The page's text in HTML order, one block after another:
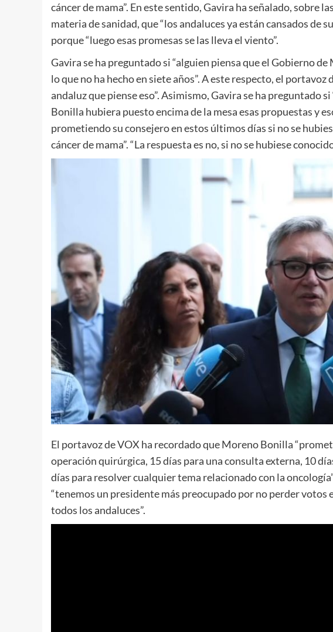
cáncer de mama”. En este sentido, Gavira ha señalado, sobre
materia de sanidad, que “los andaluces ya están cansados de
porque “luego esas promesas se las lleva el viento”.
Gavira se ha preguntado si “alguien piensa que el Gobierno
lo que no ha hecho en siete años”. A este respecto, el
andaluz que piense eso”. Asimismo, Gavira se ha preguntado
Bonilla hubiera puesto encima de la mesa esas propuestas y
prometiendo su consejero en estos últimos días si no se
cáncer de mama”. “La respuesta es no, si no se hubiese
El portavoz de VOX ha recordado que Moreno Bonilla
operación quirúrgica, 15 días para una consulta externa, 10
días para resolver cualquier tema relacionado con la
“tenemos un presidente más preocupado por no perder votos
todos los andaluces”.